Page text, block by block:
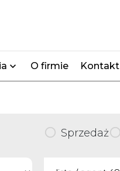
O firmie Kontakt
Sprzedaż